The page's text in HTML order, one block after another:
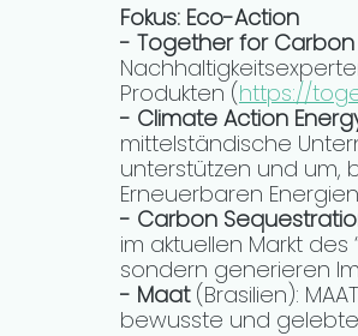
Fokus: Eco-Action
- Together for Carbon
Produkten (https://
- Climate Action
mittelständische
unterstützen und um,
Erneuerbaren
- Carbon
im aktuellen Markt
sondern generieren
- Maat (Brasilien):
bewusste und gelebte